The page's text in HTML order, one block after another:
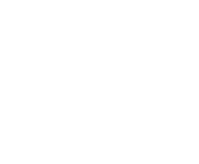
آزاد کشمیر جیسے